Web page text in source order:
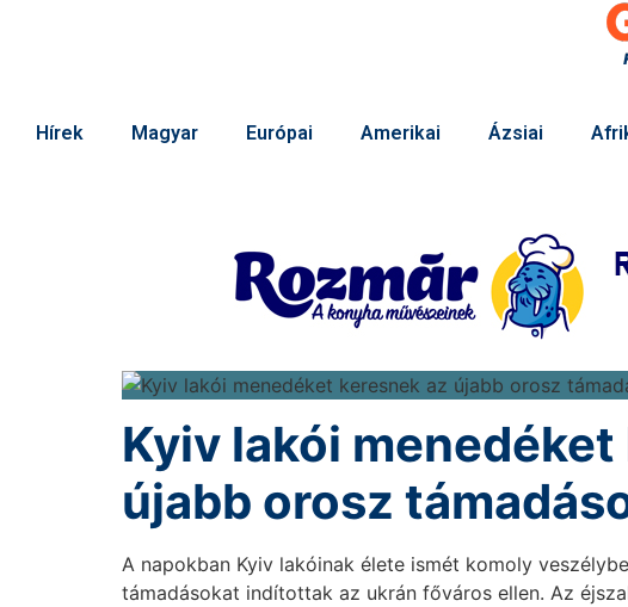
Hírek Magyar Európai Amerikai Ázsiai
Kyiv lakói
újabb orosz
A napokban Kyiv lakóinak élete ismét komoly
támadásokat indítottak az ukrán főváros ellen. Az